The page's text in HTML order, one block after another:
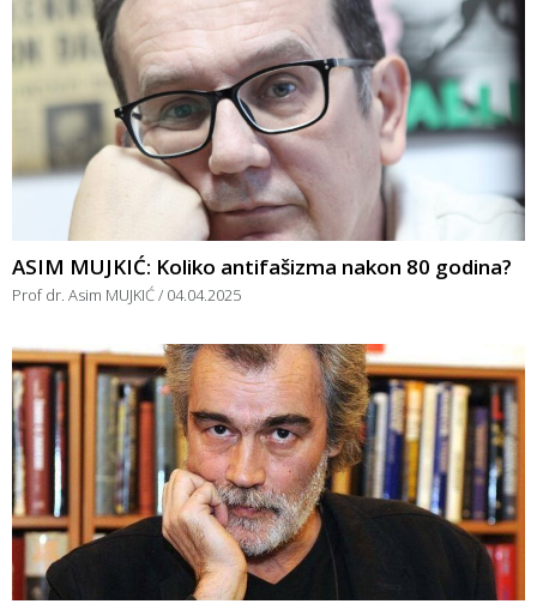
ASIM MUJKIĆ: Koliko antifašizma nakon 80 godina?
Prof dr. Asim MUJKIĆ 04.04.2025